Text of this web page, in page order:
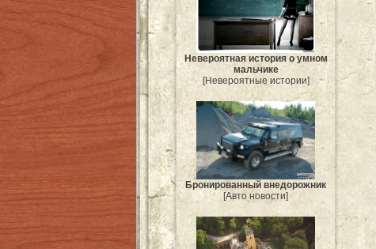
Невероятная история о умном
мальчике
[Невероятные истории]
Бронированный внедорожник
[Авто новости]